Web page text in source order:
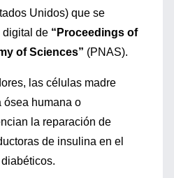
Unidos) que se
digital de “Proceedings of
of Sciences” (PNAS).
las células madre
ósea humana o
la reparación de
de insulina en el